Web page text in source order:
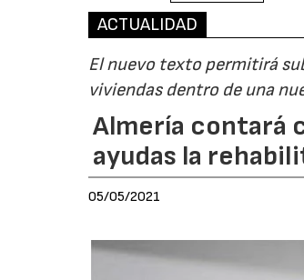
ACTUALIDAD
El nuevo texto permitirá
viviendas dentro de una
Almería contará
ayudas la
05/05/2021